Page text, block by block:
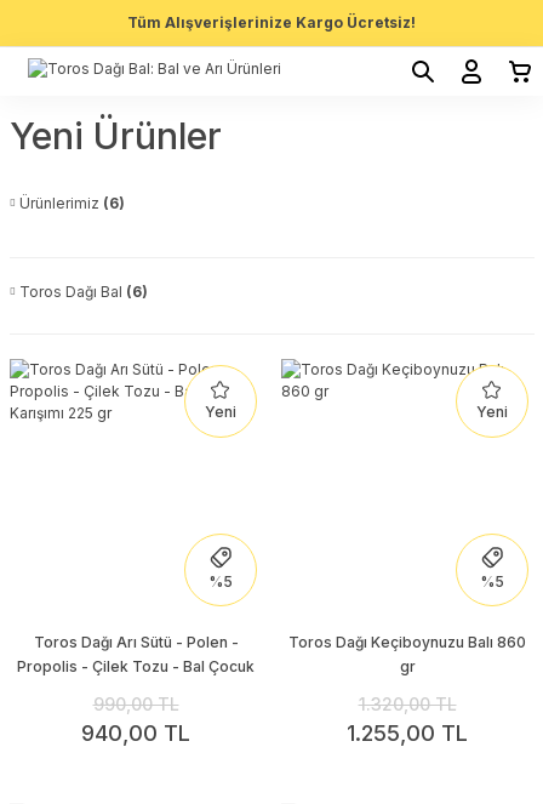
Tüm Alışverişlerinize Kargo Ücretsiz!
Yeni Ürünler
Ürünlerimiz (6)
Toros Dağı Bal (6)
%5
Yeni
Toros Dağı Arı Sütü - Polen -
Propolis - Çilek Tozu - Bal Çocuk
990,00 TL
940,00 TL
%5
Yeni
Toros Dağı Keçiboynuzu Balı 860
gr
1.320,00 TL
1.255,00 TL